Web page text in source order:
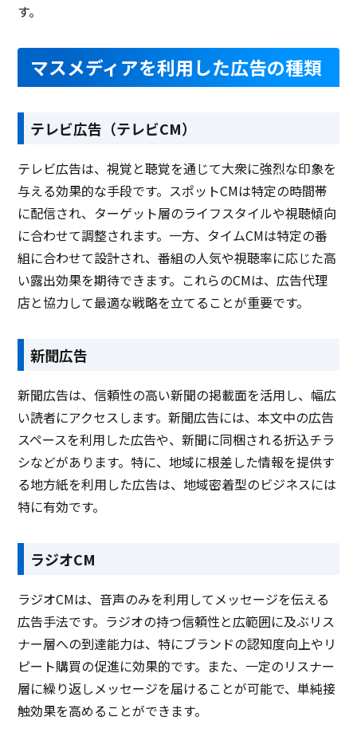
す。
マスメディアを利用した広告の種類
テレビ広告（テレビCM）
テレビ広告は、視覚と聴覚を通じて大衆に強烈な印象を
与える効果的な手段です。スポットCMは特定の時間帯
に配信され、ターゲット層のライフスタイルや視聴傾向
に合わせて調整されます。一方、タイムCMは特定の番
組に合わせて設計され、番組の人気や視聴率に応じた高
い露出効果を期待できます。これらのCMは、広告代理
店と協力して最適な戦略を立てることが重要です。
新聞広告
新聞広告は、信頼性の高い新聞の掲載面を活用し、幅広
い読者にアクセスします。新聞広告には、本文中の広告
スペースを利用した広告や、新聞に同梱される折込チラ
シなどがあります。特に、地域に根差した情報を提供す
る地方紙を利用した広告は、地域密着型のビジネスには
特に有効です。
ラジオCM
ラジオCMは、音声のみを利用してメッセージを伝える
広告手法です。ラジオの持つ信頼性と広範囲に及ぶリス
ナー層への到達能力は、特にブランドの認知度向上やリ
ピート購買の促進に効果的です。また、一定のリスナー
層に繰り返しメッセージを届けることが可能で、単純接
触効果を高めることができます。